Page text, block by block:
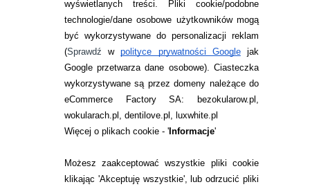
wyświetlanych treści.
Pliki cookie/podobne
technologie/dane osobowe użytkowników mogą
być wykorzystywane do personalizacji reklam
(Sprawdźwpolityce prywatności Googlejak
Google przetwarza dane osobowe). Ciasteczka
wykorzystywane są przez domeny należące do
eCommerce Factory SA: bezokularow.pl,
wokularach.pl, dentilove.pl, luxwhite.pl
Więcej o plikach cookie - 'Informacje'
Możesz zaakceptować wszystkie pliki cookie
klikając 'Akceptuję wszystkie', lub odrzucić pliki
Library 2023 Sep 19;2023(9)
A. Sulley, K. Dumbleton,
Silicone hydrogel daily
disposable benefits: The evidence[w:] Contact
Lens and Anterior Eye Volume 43, Issue 3, June
2020
T. Mimura, H. Fujishima, E. Uchio, K. Fukagawa,
M. Kawashima, K. Kitsu, H. Horikawa, A. Mizota,
Soft Contact Lenses[w:] Clinical Optometry
2021 Mar 25;13:93